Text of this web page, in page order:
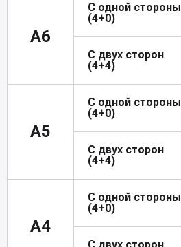
A6
С одной стороны
(4+0)
С двух сторон
(4+4)
A5
С одной стороны
(4+0)
С двух сторон
(4+4)
A4
С одной стороны
(4+0)